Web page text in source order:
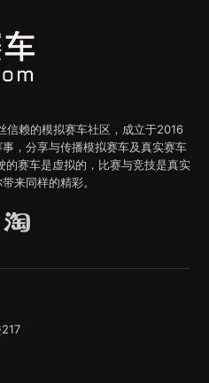
信赖的模拟赛车社区，成立于2016
，分享与传播模拟赛车及真实赛车
的赛车是虚拟的，比赛与竞技是真实
来同样的精彩。